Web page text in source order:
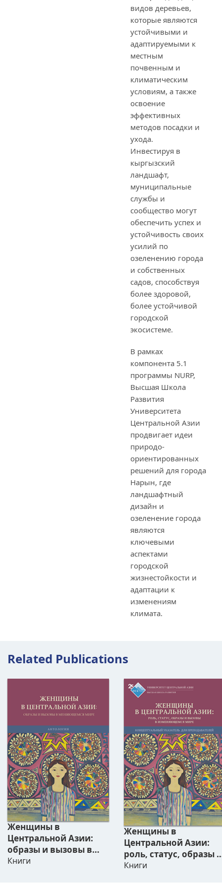
видов деревьев,
которые являются
устойчивыми и
адаптируемыми к
местным
почвенным и
климатическим
условиям, а также
освоение
эффективных
методов посадки и
ухода.
Инвестируя в
кыргызский
ландшафт,
муниципальные
службы и
сообщество могут
обеспечить успех и
устойчивость своих
усилий по
озеленению города
и собственных
садов, способствуя
более здоровой,
более устойчивой
городской
экосистеме.
В рамках
компонента 5.1
программы NURP,
Высшая Школа
Развития
Университета
Центральной Азии
продвигает идеи
природо-
ориентированных
решений для города
Нарын, где
ландшафтный
дизайн и
озеленение города
являются
ключевыми
аспектами
городской
жизнестойкости и
адаптации к
изменениям
климата.
Related Publications
Женщины в
Центральной Азии:
образы и вызовы в
меняющемся мире.
Книги
Женщины в
Центральной Азии:
роль, статус, образы и
вызовы в
Книги